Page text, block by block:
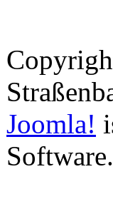
Joomla!
Software.